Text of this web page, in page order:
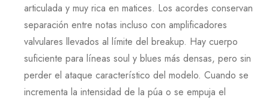
articulada y muy rica en matices. Los acordes conservan
separación entre notas incluso con amplificadores
valvulares llevados al límite del breakup. Hay cuerpo
suficiente para líneas soul y blues más densas, pero sin
perder el ataque característico del modelo. Cuando se
incrementa la intensidad de la púa o se empuja el